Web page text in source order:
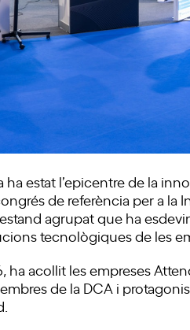
ha estat l’epicentre de la
de referència per a la
agrupat que ha
tecnològiques de les
ha acollit les empreses
de la DCA i